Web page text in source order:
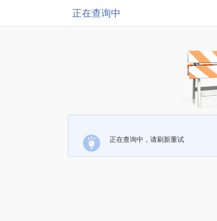
正在查询中
正在查询中，请刷新重试